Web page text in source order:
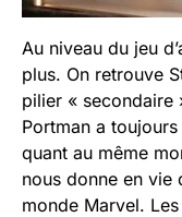
Au niveau du jeu
plus. On retrouve
pilier « secondaire
Portman a
quant au même
nous donne en vie
monde Marvel.